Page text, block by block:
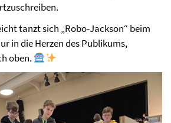
tanzt sich „Robo-Jackson“ beim
in die Herzen des Publikums,
oben.